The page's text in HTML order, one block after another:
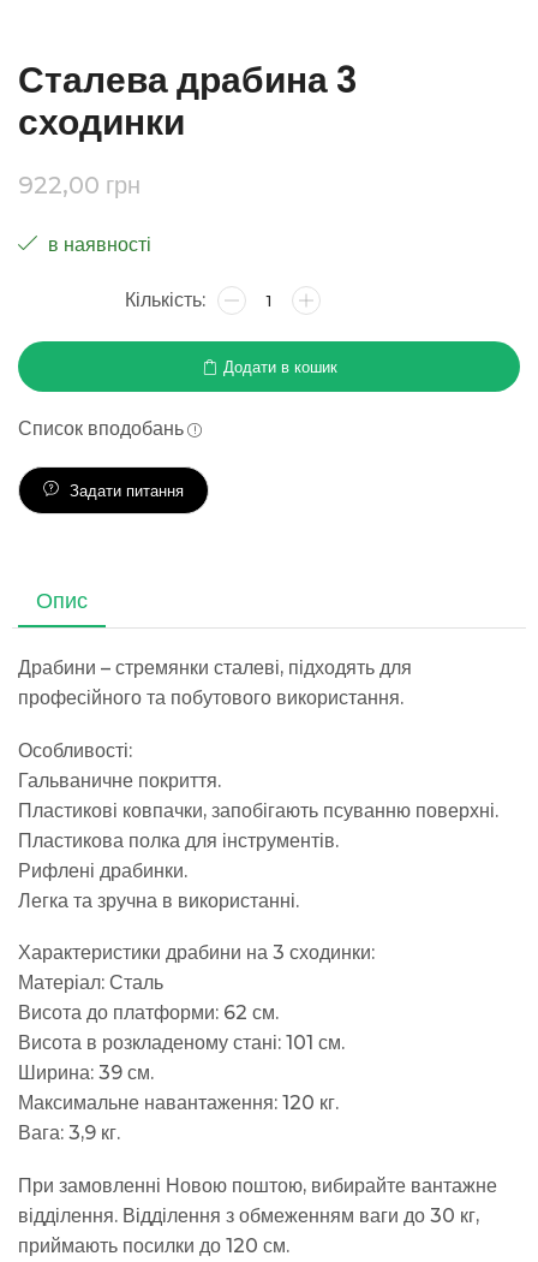
Сталева драбина 3
сходинки
922,00 грн
в наявності
Додати в кошик
Список вподобань
Задати питання
Опис
Драбини – стремянки сталеві, підходять для
професійного та побутового використання.
Особливості:
Гальваничне покриття.
Пластикові ковпачки, запобігають псуванню поверхні.
Пластикова полка для інструментів.
Рифлені драбинки.
Легка та зручна в використанні.
Характеристики драбини на 3 сходинки:
Матеріал: Сталь
Висота до платформи: 62 см.
Висота в розкладеному стані: 101 см.
Ширина: 39 см.
Максимальне навантаження: 120 кг.
Вага: 3,9 кг.
При замовленні Новою поштою, вибирайте вантажне
відділення. Відділення з обмеженням ваги до 30 кг,
приймають посилки до 120 см.